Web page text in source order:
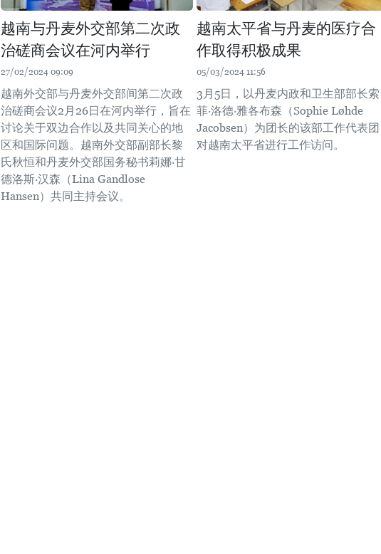
越南与丹麦外交部第二次政
治磋商会议在河内举行
27/02/2024 09:09
越南外交部与丹麦外交部间第二次政
治磋商会议2月26日在河内举行，旨在
讨论关于双边合作以及共同关心的地
区和国际问题。越南外交部副部长黎
氏秋恒和丹麦外交部国务秘书莉娜·甘
德洛斯·汉森（Lina Gandlose
Hansen）共同主持会议。
越南太平省与丹麦的医疗合
作取得积极成果
05/03/2024 11:56
3月5日，以丹麦内政和卫生部部长索
菲·洛德·雅各布森（Sophie Løhde
Jacobsen）为团长的该部工作代表团
对越南太平省进行工作访问。